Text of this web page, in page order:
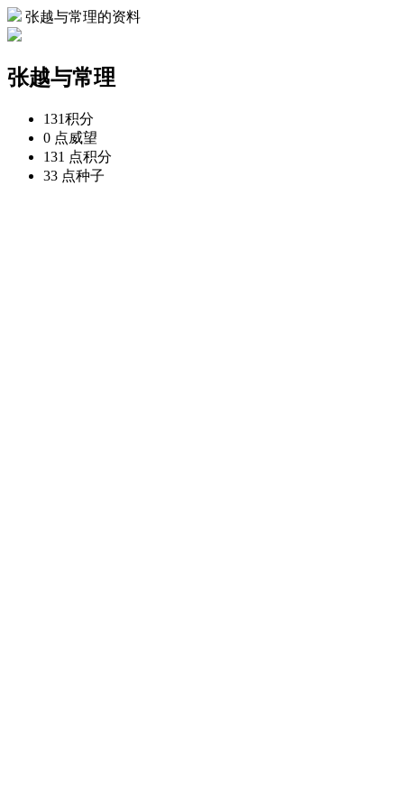
张越与常理的资料
张越与常理
131积分
0 点威望
131 点积分
33 点种子